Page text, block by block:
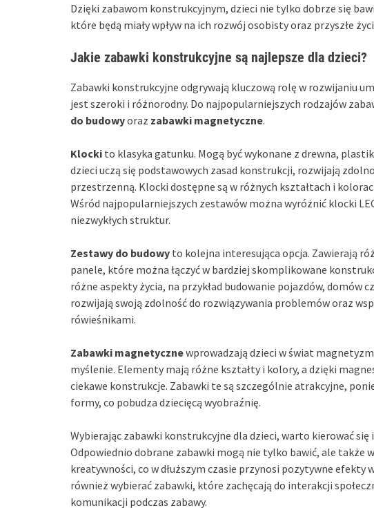
Dzięki zabawom konstrukcyjnym, dzieci nie tylko dobrze się
które będą miały wpływ na ich rozwój osobisty oraz przyszłe
Jakie zabawki konstrukcyjne są najlepsze dla dzieci?
Zabawki konstrukcyjne odgrywają kluczową rolę w rozwijaniu
jest szeroki i różnorodny. Do najpopularniejszych rodzajów
do budowyoraz zabawki magnetyczne.
Klocki to klasyka gatunku. Mogą być wykonane z drewna,
dzieci uczą się podstawowych zasad konstrukcji, rozwijają
przestrzenną. Klocki dostępne są w różnych kształtach i
Wśród najpopularniejszych zestawów można wyróżnić klocki
niezwykłych struktur.
Zestawy do budowy to kolejna interesująca opcja. Zawierają
panele, które można łączyć w bardziej skomplikowane
różne aspekty życia, na przykład budowanie pojazdów, domów
rozwijają swoją zdolność do rozwiązywania problemów oraz
rówieśnikami.
Zabawki magnetycznewprowadzają dzieci w świat
myślenie. Elementy mają różne kształty i kolory, a dzięki
ciekawe konstrukcje. Zabawki te są szczególnie atrakcyjne,
formy, co pobudza dziecięcą wyobraźnię.
Wybierając zabawki konstrukcyjne dla dzieci, warto kierować
Odpowiednio dobrane zabawki mogą nie tylko bawić, ale także
kreatywności, co w dłuższym czasie przynosi pozytywne efekty
również wybierać zabawki, które zachęcają do interakcji
komunikacji podczas zabawy.